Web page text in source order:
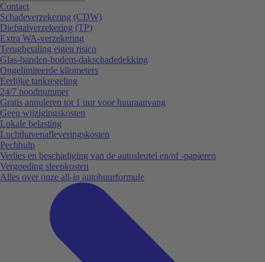
Contact
Schadeverzekering (CDW)
Diefstalverzekering (TP)
Extra WA-verzekering
Terugbetaling eigen risico
Glas-banden-bodem-dakschadedekking
Ongelimiteerde kilometers
Eerlijke tankregeling
24/7 noodnummer
Gratis annuleren tot 1 uur voor huuraanvang
Geen wijzigingskosten
Lokale belasting
Luchthavenafleveringskosten
Pechhulp
Verlies en beschadiging van de autosleutel en/of -papieren
Vergoeding sleepkosten
Alles over onze all-in autohuurformule